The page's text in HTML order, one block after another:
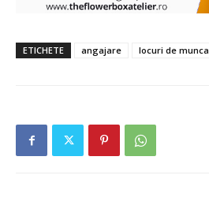
ETICHETE angajare locuri de munca